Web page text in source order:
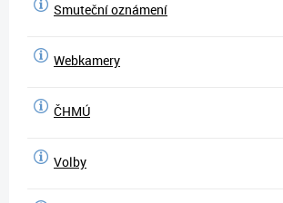
Smuteční oznámení
Webkamery
ČHMÚ
Volby